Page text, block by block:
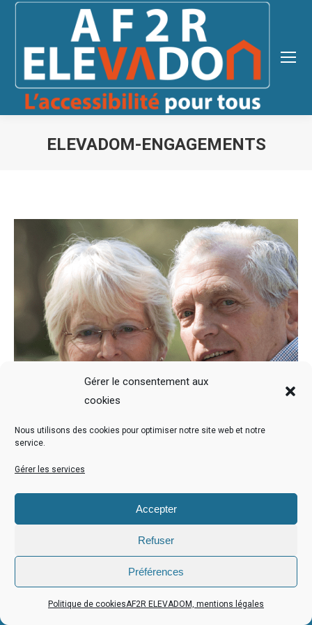
Gérer le consentement aux
cookies
Nous utilisons des cookies pour optimiser notre site web et notre
service.
Gérer les services
Accepter
Refuser
Préférences
Politique de cookiesAF2R ELEVADOM, mentions légales
ELEVADOM-ENGAGEMENTS
| Copyright ©2021 AF2R ELEVADOM |